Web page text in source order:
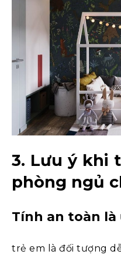
3. Lưu ý khi
phòng ngủ
Tính an toàn
trẻ em là đối tượng